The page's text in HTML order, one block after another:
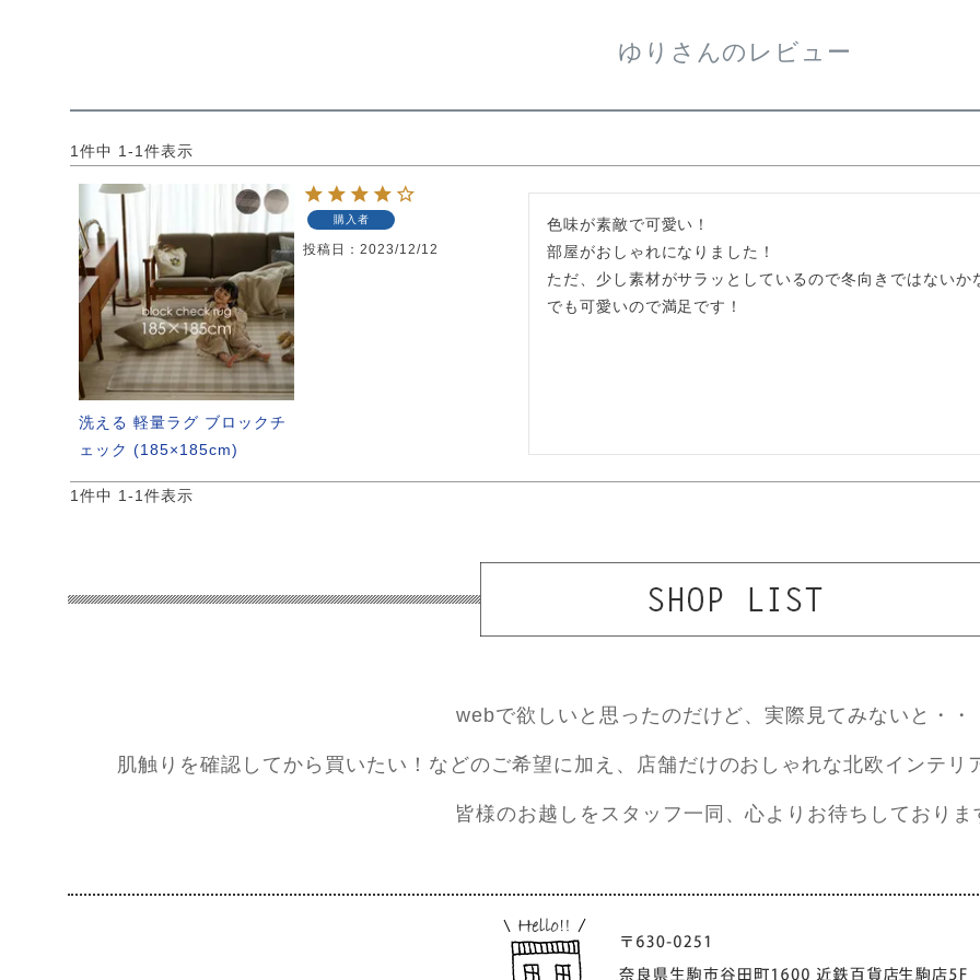
ゆりさんのレビュー
1 件中 1 -1 件表示
洗える 軽量ラグ ブロックチ
ェック (185×185cm)
購入者
投稿日 2023/12/12
色味が素敵で可愛い！
部屋がおしゃれになりました！
ただ、少し素材がサラッとしているので冬向きではないか
でも可愛いので満足です！
1 件中 1 -1 件表示
webで欲しいと思ったのだけど、実際見てみないと・・
肌触りを確認してから買いたい！などのご希望に加え、店舗だけのおしゃれな北欧インテ
皆様のお越しをスタッフ一同、心よりお待ちしておりま